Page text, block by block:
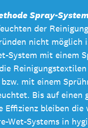
Spray-
der
nicht möglich
System mit einem
mit einem
Bis auf einen
Effizienz bleiben die
Wet-Systems in